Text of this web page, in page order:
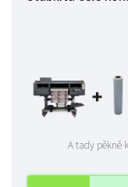
A tady pěkně